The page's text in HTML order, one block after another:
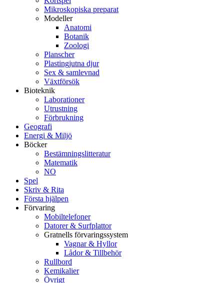
Mikroskopiska preparat
Modeller
Anatomi
Botanik
Zoologi
Planscher
Plastingjutna djur
Sex & samlevnad
Växtförsök
Bioteknik
Laborationer
Utrustning
Förbrukning
Geografi
Energi & Miljö
Böcker
Bestämningslitteratur
Matematik
NO
Spel
Skriv & Rita
Första hjälpen
Förvaring
Mobiltelefoner
Datorer & Surfplattor
Gratnells förvaringssystem
Vagnar & Hyllor
Lådor & Tillbehör
Rullbord
Kemikalier
Övrigt